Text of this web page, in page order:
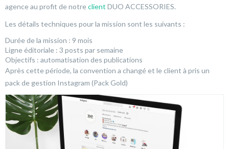
agence au profit de notreclient DUO ACCESSORIES.
Les détails techniques pour la mission sont les suivants :
Durée de la mission : 9 mois
Ligne éditoriale : 3 posts par semaine
Objectifs : automatisation des publications
Après cette période, la convention a changé et le client à pris un
pack de gestion Instagram (Pack Gold)